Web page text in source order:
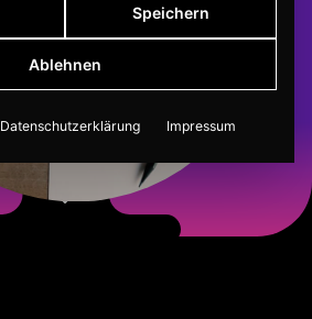
Speichern
Ablehnen
Datenschutzerklärung Impressum